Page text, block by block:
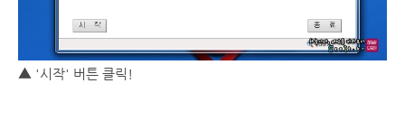
▲ '시작' 버튼 클릭!